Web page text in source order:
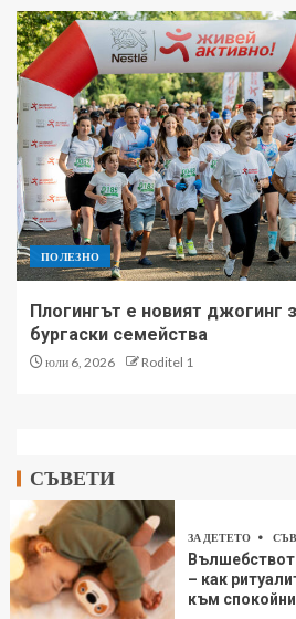
ПОЛЕЗНО
Плогингът е новият джогинг
бургаски семейства
юли 6, 2026 Roditel 1
СЪВЕТИ
ЗА ДЕТЕТО
– как
към